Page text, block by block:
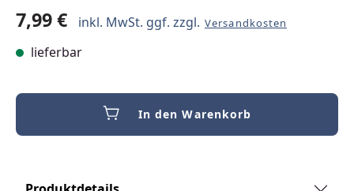
7,99 € inkl. MwSt. ggf. zzgl. Versandkosten
lieferbar
In den Warenkorb